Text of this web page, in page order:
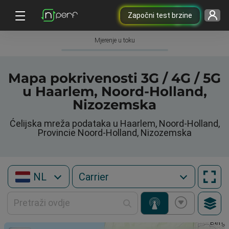
Započni test brzine
Mjerenje u toku
Mapa pokrivenosti 3G / 4G / 5G
u Haarlem, Noord-Holland,
Nizozemska
Ćelijska mreža podataka u Haarlem, Noord-Holland,
Provincie Noord-Holland, Nizozemska
NL